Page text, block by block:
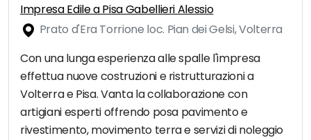
Impresa Edile a Pisa Gabellieri Alessio
Prato d'Era Torrione loc. Pian dei Gelsi, Volterra
Con una lunga esperienza alle spalle l'impresa
effettua nuove costruzioni e ristrutturazioni a
Volterra e Pisa. Vanta la collaborazione con
artigiani esperti offrendo posa pavimento e
rivestimento, movimento terra e servizi di noleggio